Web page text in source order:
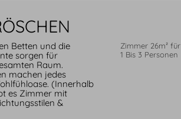
Betten und die
sorgen für
Raum.
machen jedes
(Innerhalb
es Zimmer mit
&
Zimmer 26m² für
1 Bis 3 Personen